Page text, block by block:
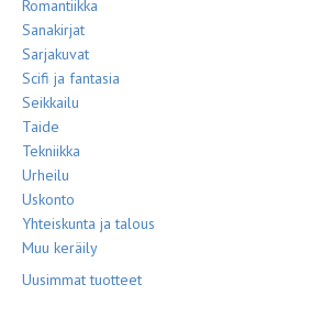
Romantiikka
Sanakirjat
Sarjakuvat
Scifi ja fantasia
Seikkailu
Taide
Tekniikka
Urheilu
Uskonto
Yhteiskunta ja talous
Muu keräily
Uusimmat tuotteet